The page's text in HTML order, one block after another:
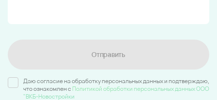
Отправить
Даю согласие на обработку персональных данных и подтверждаю,
что ознакомлен c Политикой обработки персональных данных ООО
"ВКБ-Новостройки